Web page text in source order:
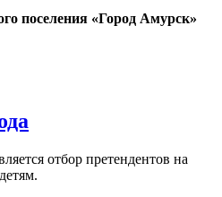
поселения «Город Амурск»
отбор претендентов на